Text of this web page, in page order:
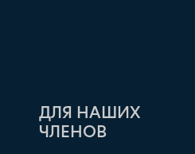
ДЛЯ НАШИХ
ЧЛЕНОВ